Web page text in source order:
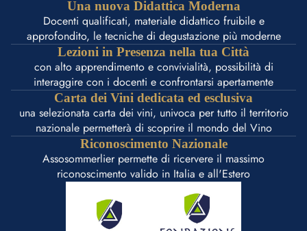
Una nuova Didattica Moderna
Docenti qualificati, materiale didattico fruibile e
approfondito, le tecniche di degustazione più moderne
Lezioni in Presenza nella tua Città
con alto apprendimento e convivialità, possibilità di
interaggire con i docenti e confrontarsi apertamente
Carta dei Vini dedicata ed esclusiva
una selezionata carta dei vini, univoca per tutto il territorio
nazionale permetterà di scoprire il mondo del Vino
Riconoscimento Nazionale
Assosommerlier permette di ricervere il massimo
riconoscimento valido in Italia e all'Estero